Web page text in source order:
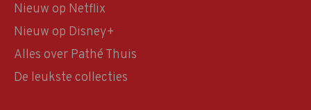
Nieuw op Netflix
Nieuw op Disney+
Alles over Pathé Thuis
De leukste collecties